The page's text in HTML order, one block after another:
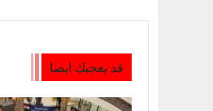
قد يعجبك ايضا